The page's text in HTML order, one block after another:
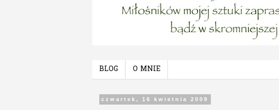
BLOG O MNIE
czwartek, 16 kwietnia 2009